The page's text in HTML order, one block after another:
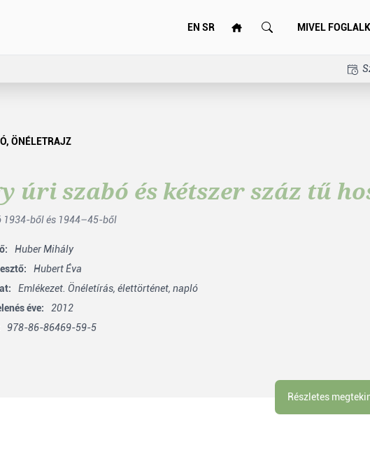
EN SR MIVEL
, ÖNÉLETRAJZ
úri szabó és kétszer száz tű
1934-ből és 1944–45-ből
Huber Mihály
Hubert Éva
Emlékezet. Önéletírás, élettörténet, napló
éve:
2012
978-86-86469-59-5
Részletes